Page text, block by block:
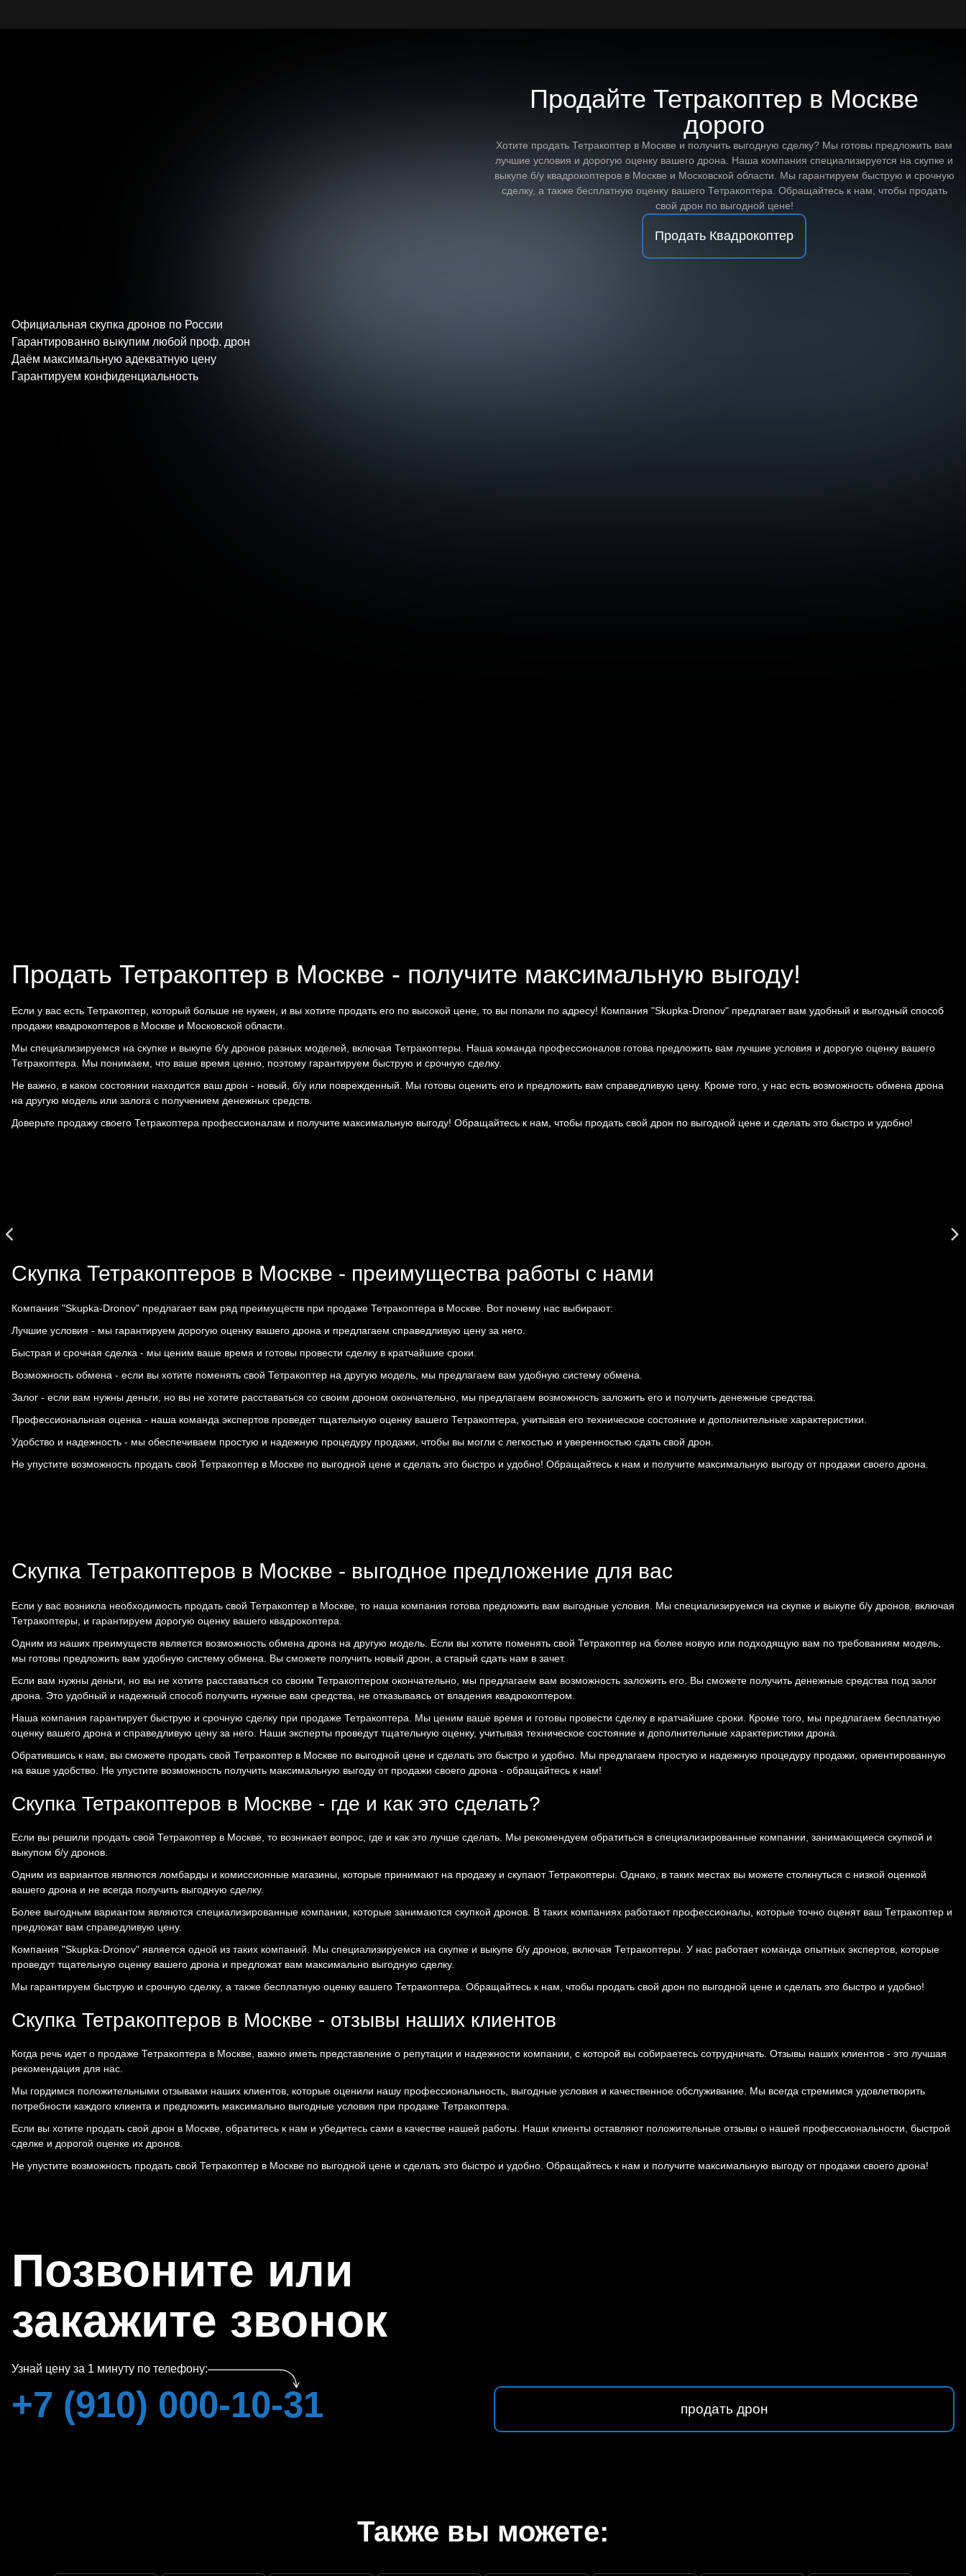
Продайте Тетракоптер в Москве
дорого
Хотите продать Тетракоптер в Москве и получить выгодную сделку? Мы готовы предложить вам
лучшие условия и дорогую оценку вашего дрона. Наша компания специализируется на скупке и
выкупе б/у квадрокоптеров в Москве и Московской области. Мы гарантируем быструю и срочную
сделку, а также бесплатную оценку вашего Тетракоптера. Обращайтесь к нам, чтобы продать
свой дрон по выгодной цене!
Продать Квадрокоптер
Официальная скупка дронов по России
Гарантированно выкупим любой проф. дрон
Даём максимальную адекватную цену
Гарантируем конфиденциальность
Продать Тетракоптер в Москве - получите максимальную выгоду!
Если у вас есть Тетракоптер, который больше не нужен, и вы хотите продать его по высокой цене, то вы попали по адресу! Компания "Skupka-Dronov" предлагает вам удобный и выгодный способ
продажи квадрокоптеров в Москве и Московской области.
Мы специализируемся на скупке и выкупе б/у дронов разных моделей, включая Тетракоптеры. Наша команда профессионалов готова предложить вам лучшие условия и дорогую оценку вашего
Тетракоптера. Мы понимаем, что ваше время ценно, поэтому гарантируем быструю и срочную сделку.
Не важно, в каком состоянии находится ваш дрон - новый, б/у или поврежденный. Мы готовы оценить его и предложить вам справедливую цену. Кроме того, у нас есть возможность обмена дрона
на другую модель или залога с получением денежных средств.
Доверьте продажу своего Тетракоптера профессионалам и получите максимальную выгоду! Обращайтесь к нам, чтобы продать свой дрон по выгодной цене и сделать это быстро и удобно!
Скупка Тетракоптеров в Москве - преимущества работы с нами
Компания "Skupka-Dronov" предлагает вам ряд преимуществ при продаже Тетракоптера в Москве. Вот почему нас выбирают:
Лучшие условия - мы гарантируем дорогую оценку вашего дрона и предлагаем справедливую цену за него.
Быстрая и срочная сделка - мы ценим ваше время и готовы провести сделку в кратчайшие сроки.
Возможность обмена - если вы хотите поменять свой Тетракоптер на другую модель, мы предлагаем вам удобную систему обмена.
Залог - если вам нужны деньги, но вы не хотите расставаться со своим дроном окончательно, мы предлагаем возможность заложить его и получить денежные средства.
Профессиональная оценка - наша команда экспертов проведет тщательную оценку вашего Тетракоптера, учитывая его техническое состояние и дополнительные характеристики.
Удобство и надежность - мы обеспечиваем простую и надежную процедуру продажи, чтобы вы могли с легкостью и уверенностью сдать свой дрон.
Не упустите возможность продать свой Тетракоптер в Москве по выгодной цене и сделать это быстро и удобно! Обращайтесь к нам и получите максимальную выгоду от продажи своего дрона.
Скупка Тетракоптеров в Москве - выгодное предложение для вас
Если у вас возникла необходимость продать свой Тетракоптер в Москве, то наша компания готова предложить вам выгодные условия. Мы специализируемся на скупке и выкупе б/у дронов, включая
Тетракоптеры, и гарантируем дорогую оценку вашего квадрокоптера.
Одним из наших преимуществ является возможность обмена дрона на другую модель. Если вы хотите поменять свой Тетракоптер на более новую или подходящую вам по требованиям модель,
мы готовы предложить вам удобную систему обмена. Вы сможете получить новый дрон, а старый сдать нам в зачет.
Если вам нужны деньги, но вы не хотите расставаться со своим Тетракоптером окончательно, мы предлагаем вам возможность заложить его. Вы сможете получить денежные средства под залог
дрона. Это удобный и надежный способ получить нужные вам средства, не отказываясь от владения квадрокоптером.
Наша компания гарантирует быструю и срочную сделку при продаже Тетракоптера. Мы ценим ваше время и готовы провести сделку в кратчайшие сроки. Кроме того, мы предлагаем бесплатную
оценку вашего дрона и справедливую цену за него. Наши эксперты проведут тщательную оценку, учитывая техническое состояние и дополнительные характеристики дрона.
Обратившись к нам, вы сможете продать свой Тетракоптер в Москве по выгодной цене и сделать это быстро и удобно. Мы предлагаем простую и надежную процедуру продажи, ориентированную
на ваше удобство. Не упустите возможность получить максимальную выгоду от продажи своего дрона - обращайтесь к нам!
Скупка Тетракоптеров в Москве - где и как это сделать?
Если вы решили продать свой Тетракоптер в Москве, то возникает вопрос, где и как это лучше сделать. Мы рекомендуем обратиться в специализированные компании, занимающиеся скупкой и
выкупом б/у дронов.
Одним из вариантов являются ломбарды и комиссионные магазины, которые принимают на продажу и скупают Тетракоптеры. Однако, в таких местах вы можете столкнуться с низкой оценкой
вашего дрона и не всегда получить выгодную сделку.
Более выгодным вариантом являются специализированные компании, которые занимаются скупкой дронов. В таких компаниях работают профессионалы, которые точно оценят ваш Тетракоптер и
предложат вам справедливую цену.
Компания "Skupka-Dronov" является одной из таких компаний. Мы специализируемся на скупке и выкупе б/у дронов, включая Тетракоптеры. У нас работает команда опытных экспертов, которые
проведут тщательную оценку вашего дрона и предложат вам максимально выгодную сделку.
Мы гарантируем быструю и срочную сделку, а также бесплатную оценку вашего Тетракоптера. Обращайтесь к нам, чтобы продать свой дрон по выгодной цене и сделать это быстро и удобно!
Скупка Тетракоптеров в Москве - отзывы наших клиентов
Когда речь идет о продаже Тетракоптера в Москве, важно иметь представление о репутации и надежности компании, с которой вы собираетесь сотрудничать. Отзывы наших клиентов - это лучшая
рекомендация для нас.
Мы гордимся положительными отзывами наших клиентов, которые оценили нашу профессиональность, выгодные условия и качественное обслуживание. Мы всегда стремимся удовлетворить
потребности каждого клиента и предложить максимально выгодные условия при продаже Тетракоптера.
Если вы хотите продать свой дрон в Москве, обратитесь к нам и убедитесь сами в качестве нашей работы. Наши клиенты оставляют положительные отзывы о нашей профессиональности, быстрой
сделке и дорогой оценке их дронов.
Не упустите возможность продать свой Тетракоптер в Москве по выгодной цене и сделать это быстро и удобно. Обращайтесь к нам и получите максимальную выгоду от продажи своего дрона!
Позвоните или
закажите звонок
Узнай цену за 1 минуту по телефону:
+7 (910) 000-10-31 продать дрон
Также вы можете: